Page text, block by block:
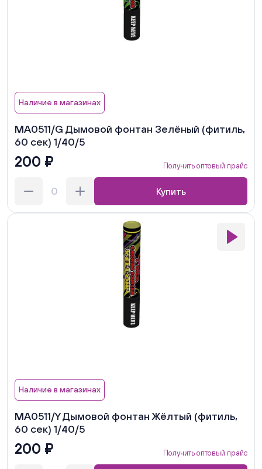
Наличие в магазинах
MA0511/G Дымовой фонтан Зелёный (фитиль,
60 сек) 1/40/5
200 ₽ Получить оптовый прайс
Купить
Наличие в магазинах
MA0511/Y Дымовой фонтан Жёлтый (фитиль,
60 сек) 1/40/5
200 ₽ Получить оптовый прайс